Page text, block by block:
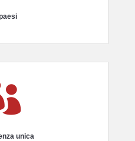
unica